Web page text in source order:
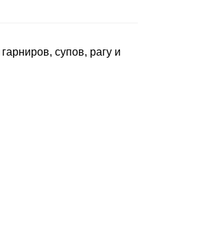
супов, рагу и